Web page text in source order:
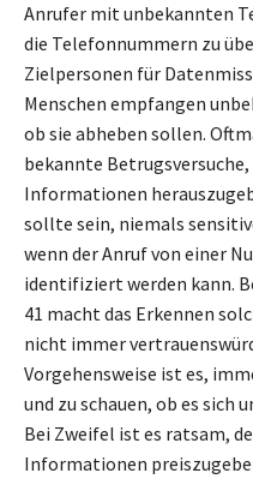
Anrufer mit unbekannten
die Telefonnummern zu
Zielpersonen für
Menschen empfangen
ob sie abheben sollen.
bekannte
Informationen
sollte sein, niemals
wenn der Anruf von einer
identifiziert werden kann.
41 macht das Erkennen
nicht immer
Vorgehensweise ist es,
und zu schauen, ob es sich
Bei Zweifel ist es ratsam,
Informationen